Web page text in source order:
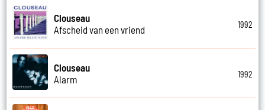
Clouseau
Afscheid van een vriend
1992
Clouseau
Alarm
1992